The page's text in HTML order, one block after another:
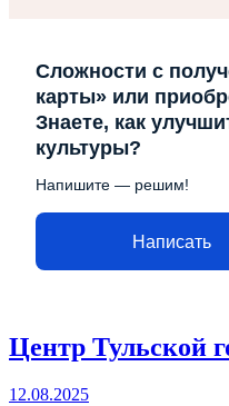
Сложности с
карты» или
Знаете, как
культуры?
Напишите — решим!
Написать
Центр Тульской
12.08.2025